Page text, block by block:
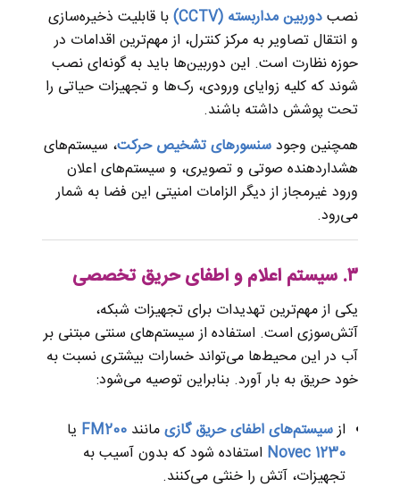
نصبدوربین مداربسته (CCTV)
با قابلیت ذخیره‌سازی
و انتقال تصاویر به مرکز کنترل، از مهم‌ترین اقدامات در
حوزه نظارت است. این دوربین‌ها باید به گونه‌ای نصب
شوند که کلیه زوایای ورودی، رک‌ها و تجهیزات حیاتی را
تحت پوشش داشته باشند.
همچنین وجودسنسورهای تشخیص حرکت، سیستم‌های
هشداردهنده صوتی و تصویری، و سیستم‌های اعلان
ورود غیرمجاز از دیگر الزامات امنیتی این فضا به شمار
می‌رود.
۳. سیستم اعلام و اطفای حریق تخصصی
یکی از مهم‌ترین تهدیدات برای تجهیزات شبکه،
آتش‌سوزی است. استفاده از سیستم‌های سنتی مبتنی بر
آب در این محیط‌ها می‌تواند خسارات بیشتری نسبت به
خود حریق به بار آورد. بنابراین توصیه می‌شود:
ازسیستم‌های اطفای حریق گازیمانندFM200 یا
Novec 1230 استفاده شود که بدون آسیب به
تجهیزات، آتش را خنثی می‌کنند.